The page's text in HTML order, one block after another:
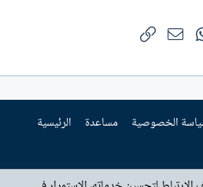
WhatsAppالبريد الإلكتروني
الخصوصية مساعدة الرئيسية